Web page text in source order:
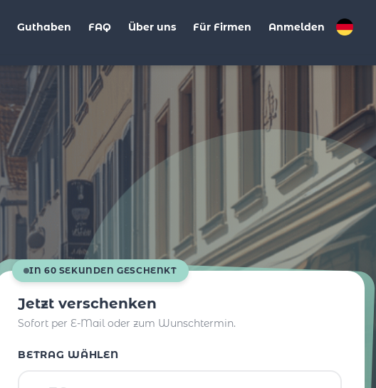
Guthaben FAQ Über uns Für Firmen Anmelden
IN 60 SEKUNDEN GESCHENKT
Jetzt verschenken
Sofort per E-Mail oder zum Wunschtermin.
BETRAG WÄHLEN